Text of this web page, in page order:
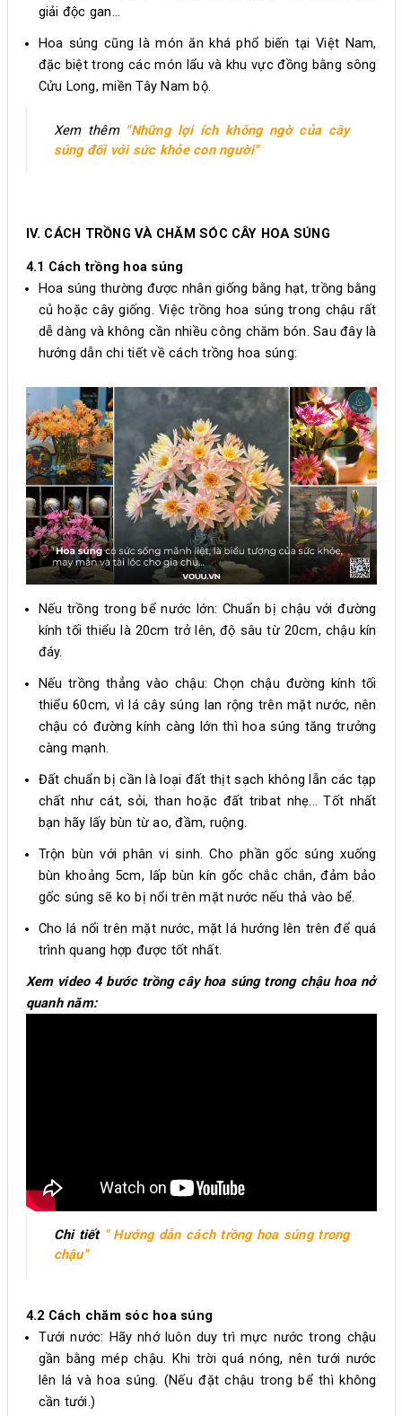
giải độc gan…
Hoa súng cũng là món ăn khá phổ biến tại Việt Nam,
đặc biệt trong các món lẩu và khu vực đồng bằng sông
Cửu Long, miền Tây Nam bộ.
Xem thêm "Những lợi ích không ngờ của cây
súng đối với sức khỏe con người"
IV. CÁCH TRỒNG VÀ CHĂM SÓC CÂY HOA SÚNG
4.1 Cách trồng hoa súng
Hoa súng thường được nhân giống bằng hạt, trồng bằng
củ hoặc cây giống. Việc trồng hoa súng trong chậu rất
dễ dàng và không cần nhiều công chăm bón. Sau đây là
hướng dẫn chi tiết về cách trồng hoa súng:
Nếu trồng trong bể nước lớn: Chuẩn bị chậu với đường
kính tối thiểu là 20cm trở lên, độ sâu từ 20cm, chậu kín
đáy.
Nếu trồng thẳng vào chậu: Chọn chậu đường kính tối
thiểu 60cm, vì lá cây súng lan rộng trên mặt nước, nên
chậu có đường kính càng lớn thì hoa súng tăng trưởng
càng mạnh.
Đất chuẩn bị cần là loại đất thịt sạch không lẫn các tạp
chất như cát, sỏi, than hoặc đất tribat nhẹ... Tốt nhất
bạn hãy lấy bùn từ ao, đầm, ruộng.
Trộn bùn với phân vi sinh. Cho phần gốc súng xuống
bùn khoảng 5cm, lấp bùn kín gốc chắc chắn, đảm bảo
gốc súng sẽ ko bị nổi trên mặt nước nếu thả vào bể.
Cho lá nổi trên mặt nước, mặt lá hướng lên trên để quá
trình quang hợp được tốt nhất.
Xem video 4 bước trồng cây hoa súng trong chậu hoa nở
quanh năm:
Chi tiết " Hướng dẫn cách trồng hoa súng trong
chậu"
4.2 Cách chăm sóc hoa súng
Tưới nước: Hãy nhớ luôn duy trì mực nước trong chậu
gần bằng mép chậu. Khi trời quá nóng, nên tưới nước
lên lá và hoa súng. (Nếu đặt chậu trong bể thì không
cần tưới.)